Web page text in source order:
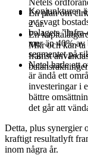
En plan om
2 år.
En
Mkr och kan ta
främst
Konjunkturen
av svagt
bolagets
mer än 40%
segmentet på
Netel hade ett
är ändå ett
investeringar i
bättre
det går att
Detta, plus synergier
kraftigt resultatlyft
inom några år.